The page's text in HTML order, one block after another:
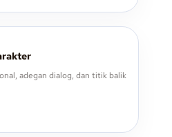
adegan dialog, dan titik balik